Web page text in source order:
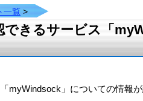
一覧 >
きるサービス「
myWindsock」についての情報